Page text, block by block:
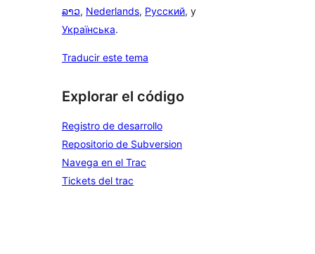
ລາວ, Nederlands, Русский, y
Українська.
Traducir este tema
Explorar el código
Registro de desarrollo
Repositorio de Subversion
Navega en el Trac
Tickets del trac